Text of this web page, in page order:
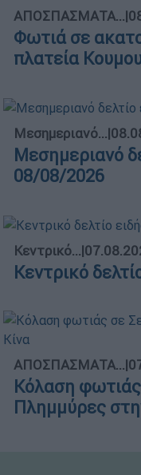
ΑΠΟΣΠΑΣΜΑΤΑ...|
Φωτιά σε
πλατεία
Μεσημεριανό...|
Μεσημεριανό
08/08/2026
Κεντρικό...|
Κεντρικό
ΑΠΟΣΠΑΣΜΑΤΑ...|
Κόλαση φωτιάς
Πλημμύρες